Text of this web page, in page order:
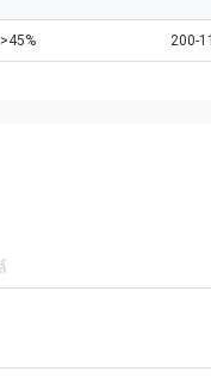
>45% 200-